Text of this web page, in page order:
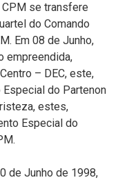
se transfere
do Comando
Em 08 de Junho,
empreendida,
– DEC, este,
do Partenon
estes,
Especial do
de Junho de 1998,